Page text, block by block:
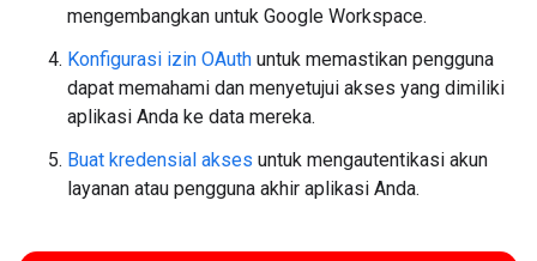
mengembangkan untuk Google Workspace.
Konfigurasi izin OAuth untuk memastikan pengguna
dapat memahami dan menyetujui akses yang dimiliki
aplikasi Anda ke data mereka.
Buat kredensial akses untuk mengautentikasi akun
layanan atau pengguna akhir aplikasi Anda.